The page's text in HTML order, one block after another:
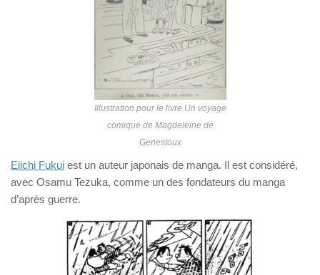
Illustration pour le livre Un voyage
comique de Magdeleine de
Genestoux
Eiichi Fukui est un auteur japonais de manga. Il est considéré,
avec Osamu Tezuka, comme un des fondateurs du manga
d’après guerre.